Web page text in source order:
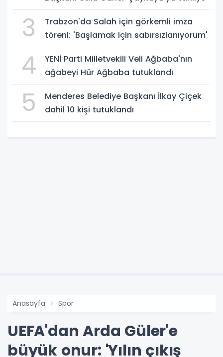
3
Trabzon'da Salah için görkemli imza
töreni: 'Başlamak için sabırsızlanıyorum'
4
YENİ Parti Milletvekili Veli Ağbaba'nın
ağabeyi Hür Ağbaba tutuklandı
5
Menderes Belediye Başkanı İlkay Çiçek
dahil 10 kişi tutuklandı
Anasayfa Spor
UEFA'dan Arda Güler'e
büyük onur: 'Yılın çıkış